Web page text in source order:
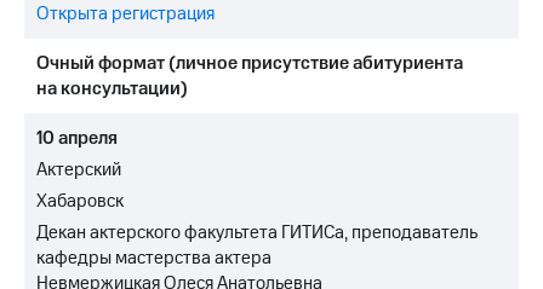
Открыта регистрация
Очный формат (личное присутствие абитуриента
на консультации)
10 апреля
Актерский
Хабаровск
Декан актерского факультета ГИТИСа, преподаватель
кафедры мастерства актера
Невмержицкая Олеся Анатольевна